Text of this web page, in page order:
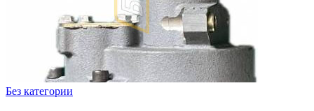
Без категории